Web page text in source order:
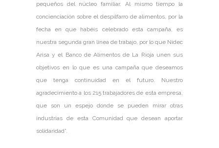
pequeños del núcleo familiar. Al mismo tiempo la
concienciación sobre el despilfarro de alimentos, por la
fecha en que habéis celebrado esta campaña, es
nuestra segunda gran línea de trabajo, por lo que Nidec
Arisa y el Banco de Alimentos de La Rioja unen sus
objetivos en lo que es una campaña que deseamos
que tenga continuidad en el futuro. Nuestro
agradecimiento a los 215 trabajadores de esta empresa,
que son un espejo donde se pueden mirar otras
industrias de esta Comunidad que desean aportar
solidaridad”.